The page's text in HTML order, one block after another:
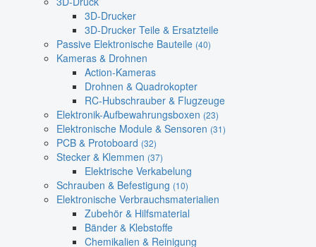
3D-Drucker
3D-Drucker Teile & Ersatzteile
Passive Elektronische Bauteile (40)
Kameras & Drohnen
Action-Kameras
Drohnen & Quadrokopter
RC-Hubschrauber & Flugzeuge
Elektronik-Aufbewahrungsboxen (23)
Elektronische Module & Sensoren (31)
PCB & Protoboard (32)
Stecker & Klemmen (37)
Elektrische Verkabelung
Schrauben & Befestigung (10)
Elektronische Verbrauchsmaterialien
Zubehör & Hilfsmaterial
Bänder & Klebstoffe
Chemikalien & Reinigung